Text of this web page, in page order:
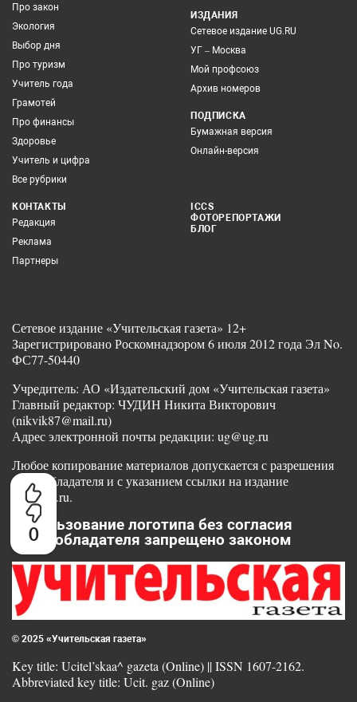
0
Про закон
Экология
Выбор дня
Про туризм
Учитель года
Грамотей
Про финансы
Здоровье
Учитель и цифра
Все рубрики
ИЗДАНИЯ
Сетевое издание UG.RU
УГ – Москва
Мой профсоюз
Архив номеров
ПОДПИСКА
Бумажная версия
Онлайн-версия
КОНТАКТЫ
Редакция
Реклама
Партнеры
ICCS
ФОТОРЕПОРТАЖИ
БЛОГ
Сетевое издание «Учительская газета» 12+
Зарегистрировано Роскомнадзором 6 июля 2012 года Эл No.
ФС77-50440
Учредитель: АО «Издательский дом «Учительская газета»
Главный редактор: ЧУДИН Никита Викторович
(nikvik87@mail.ru)
Адрес электронной почты редакции: ug@ug.ru
Любое копирование материалов допускается с разрешения
правообладателя и с указанием ссылки на издание
www.ug.ru.
Использование логотипа без согласия
правообладателя запрещено законом
© 2025 «Учительская газета»
Key title: Ucitel’skaa^ gazeta (Online) || ISSN 1607-2162.
Abbreviated key title: Ucit. gaz (Online)